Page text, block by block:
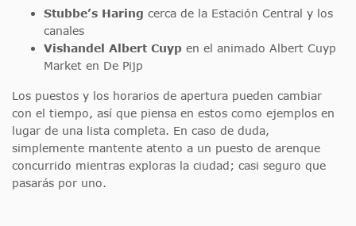
Stubbe’s Haring cerca de la Estación Central y los
canales
Vishandel Albert Cuyp en el animado Albert Cuyp
Market en De Pijp
Los puestos y los horarios de apertura pueden cambiar
con el tiempo, así que piensa en estos como ejemplos en
lugar de una lista completa. En caso de duda,
simplemente mantente atento a un puesto de arenque
concurrido mientras exploras la ciudad; casi seguro que
pasarás por uno.